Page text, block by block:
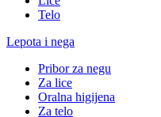
Telo
Lepota i nega
Pribor za negu
Za lice
Oralna higijena
Za telo